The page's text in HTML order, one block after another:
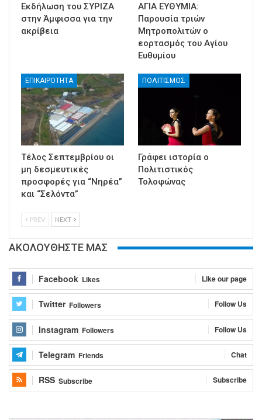
Εκδήλωση του ΣΥΡΙΖΑ
στην Άμφισσα για την
ακρίβεια
ΑΓΙΑ ΕΥΘΥΜΙΑ:
Παρουσία τριών
Μητροπολιτών ο
εορτασμός του Αγίου
Ευθυμίου
ΕΠΙΚΑΙΡΟΤΗΤΑ
Τέλος Σεπτεμβρίου οι
μη δεσμευτικές
προσφορές για “Νηρέα”
και “Σελόντα”
ΠΟΛΙΤΙΣΜΟΣ
Γράφει ιστορία ο
Πολιτιστικός
Τολοφώνας
PREV NEXT
ΑΚΟΛΟΥΘΗΣΤΕ ΜΑΣ
Facebook Likes Like our page
Twitter Followers Follow Us
Instagram Followers Follow Us
Telegram Friends Chat
RSS Subscribe Subscribe